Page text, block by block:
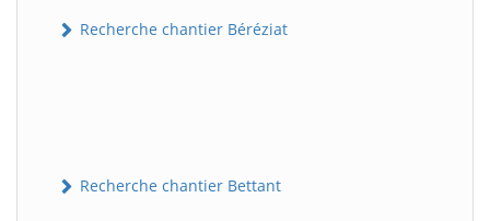
Recherche chantier Béréziat
Recherche chantier Bettant